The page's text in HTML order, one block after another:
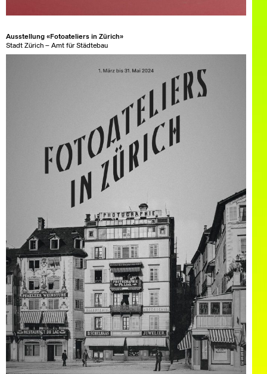
Ausstellung «Fotoateliers in Zürich»
Stadt Zürich – Amt für Städtebau